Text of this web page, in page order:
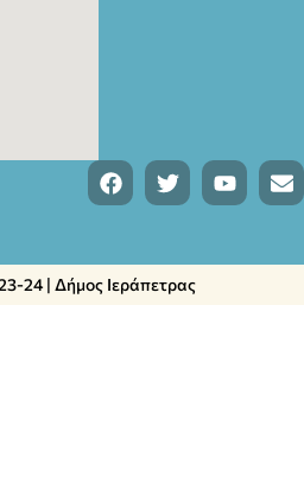
24 | Δήμος Ιεράπετρας